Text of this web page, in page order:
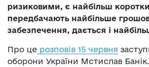
ризиковими, є найбільш
передбачають найбільше
забезпечення, дається і
Про це розповів 15 червня
оборони України Мстислав Банік.